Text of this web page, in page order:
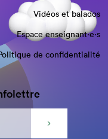
Vidéos et balados
Espace enseignant·e⋅s
de confidentialité